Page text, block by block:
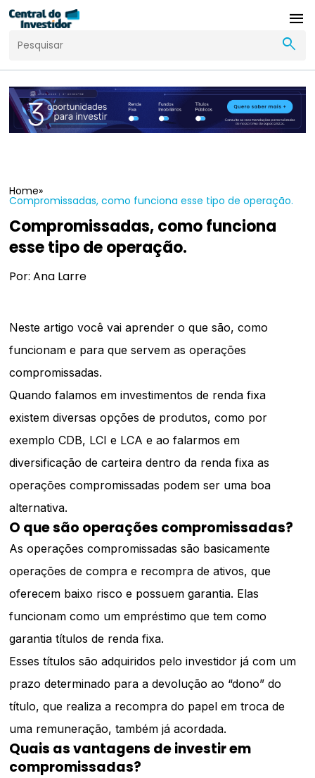
menu
search
Home»
Compromissadas, como funciona esse tipo de operação.
Compromissadas, como funciona
esse tipo de operação.
Por: Ana Larre
Neste artigo você vai aprender o que são, como
funcionam e para que servem as operações
compromissadas.
Quando falamos em investimentos de renda fixa
existem diversas opções de produtos, como por
exemplo CDB, LCI e LCA e ao falarmos em
diversificação de carteira dentro da renda fixa as
operações compromissadas podem ser uma boa
alternativa.
O que são operações compromissadas?
As operações compromissadas são basicamente
operações de compra e recompra de ativos, que
oferecem baixo risco e possuem garantia. Elas
funcionam como um empréstimo que tem como
garantia títulos de renda fixa.
Esses títulos são adquiridos pelo investidor já com um
prazo determinado para a devolução ao “dono” do
título, que realiza a recompra do papel em troca de
uma remuneração, também já acordada.
Quais as vantagens de investir em
compromissadas?